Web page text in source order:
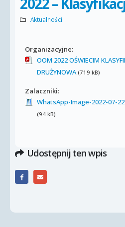
Aktualności
Organizacyjne:
OOM 2022 OŚWIECIM
DRUŻYNOWA (719 kB)
Zalaczniki:
WhatsApp-Image-2022-07-
(94 kB)
Udostępnij ten wpis